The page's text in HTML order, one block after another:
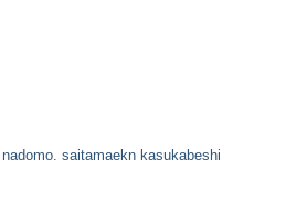
saitamaekn kasukabeshi